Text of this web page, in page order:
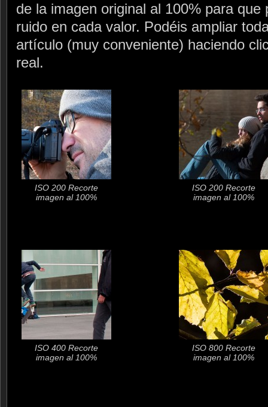
de la imagen original al 100% para que
ruido en cada valor. Podéis ampliar
artículo (muy conveniente) haciendo
real.
ISO 200 Recorte
imagen al 100%
ISO 200 Recorte
imagen al 100%
ISO 400 Recorte
imagen al 100%
ISO 800 Recorte
imagen al 100%